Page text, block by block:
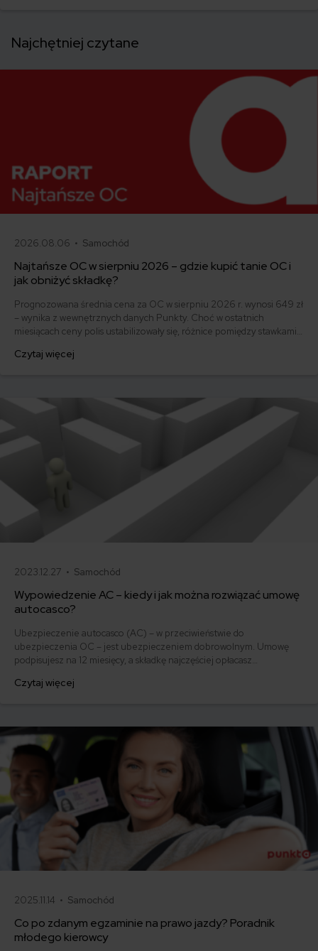
Najchętniej czytane
2026.08.06 • Samochód
Najtańsze OC w sierpniu 2026 – gdzie kupić tanie OC i
jak obniżyć składkę?
Prognozowana średnia cena za OC w sierpniu 2026 r. wynosi 649 zł
– wynika z wewnętrznych danych Punkty. Choć w ostatnich
miesiącach ceny polis ustabilizowały się, różnice pomiędzy stawkami
500 zł, inni – powyżej 1500 zł. Gdzie znaleźć najtańsze OC w Polsce
Czytaj więcej
2023.12.27 • Samochód
Wypowiedzenie AC – kiedy i jak można rozwiązać umowę
autocasco?
Ubezpieczenie autocasco (AC) – w przeciwieństwie do
ubezpieczenia OC – jest ubezpieczeniem dobrowolnym. Umowę
podpisujesz na 12 miesięcy, a składkę najczęściej opłacasz
ofertę lub zdecydowałeś się sprzedać samochód w trakcie trwania
Czytaj więcej
2025.11.14 • Samochód
Co po zdanym egzaminie na prawo jazdy? Poradnik
młodego kierowcy